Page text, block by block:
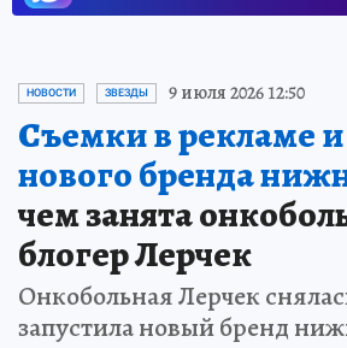
НОВОСТИ ЗВЕЗДЫ 9 июля 2026 12:50
Съемки в рекламе и
нового бренда
чем занята
блогер Лерчек
Онкобольная Лерчек
запустила новый бренд